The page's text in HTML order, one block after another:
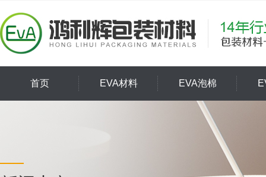
首页 EVA材料 EVA泡棉